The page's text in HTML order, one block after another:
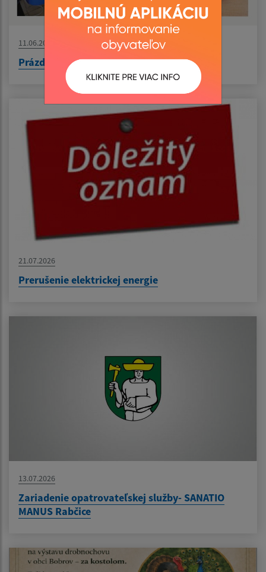
11.06.2026
Prázdninový workshop - Keramika spája
21.07.2026
Prerušenie elektrickej energie
13.07.2026
Zariadenie opatrovateľskej služby- SANATIO
MANUS Rabčice